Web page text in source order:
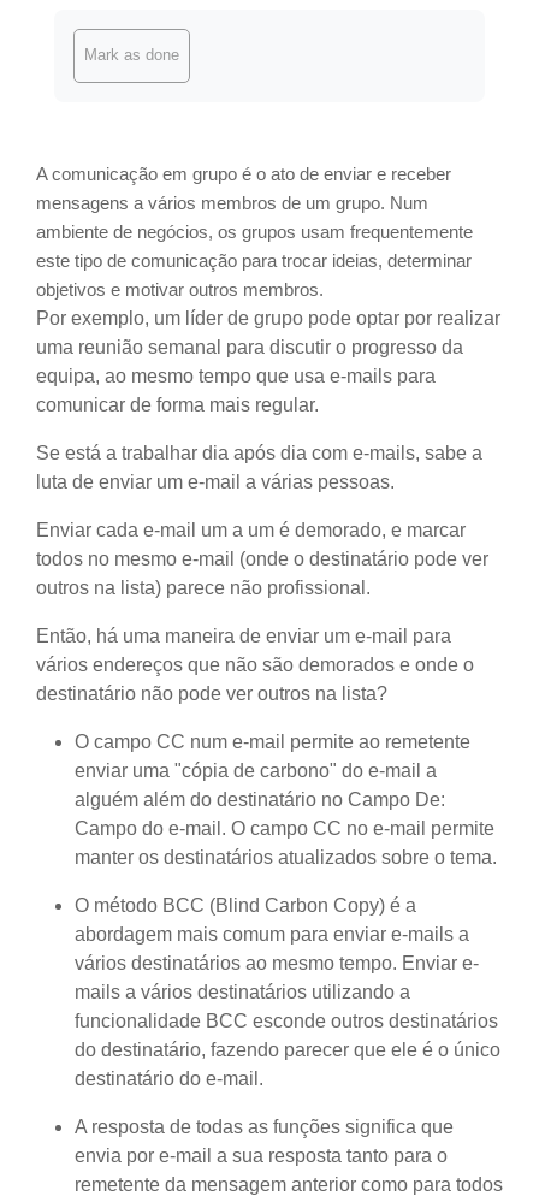
Mark as done
A comunicação em grupo é o ato de enviar e receber
mensagens a vários membros de um grupo. Num
ambiente de negócios, os grupos usam frequentemente
este tipo de comunicação para trocar ideias, determinar
objetivos e motivar outros membros.
Por exemplo, um líder de grupo pode optar por realizar
uma reunião semanal para discutir o progresso da
equipa, ao mesmo tempo que usa e-mails para
comunicar de forma mais regular.
Se está a trabalhar dia após dia com e-mails, sabe a
luta de enviar um e-mail a várias pessoas.
Enviar cada e-mail um a um é demorado, e marcar
todos no mesmo e-mail (onde o destinatário pode ver
outros na lista) parece não profissional.
Então, há uma maneira de enviar um e-mail para
vários endereços que não são demorados e onde o
destinatário não pode ver outros na lista?
O campo CC num e-mail permite ao remetente
enviar uma "cópia de carbono" do e-mail a
alguém além do destinatário no Campo De:
Campo do e-mail. O campo CC no e-mail permite
manter os destinatários atualizados sobre o tema.
O método BCC (Blind Carbon Copy) é a
abordagem mais comum para enviar e-mails a
vários destinatários ao mesmo tempo. Enviar e-
mails a vários destinatários utilizando a
funcionalidade BCC esconde outros destinatários
do destinatário, fazendo parecer que ele é o único
destinatário do e-mail.
A resposta de todas as funções significa que
envia por e-mail a sua resposta tanto para o
remetente da mensagem anterior como para todos